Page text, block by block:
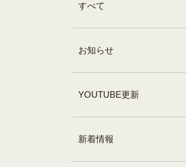
すべて
お知らせ
YOUTUBE更新
新着情報